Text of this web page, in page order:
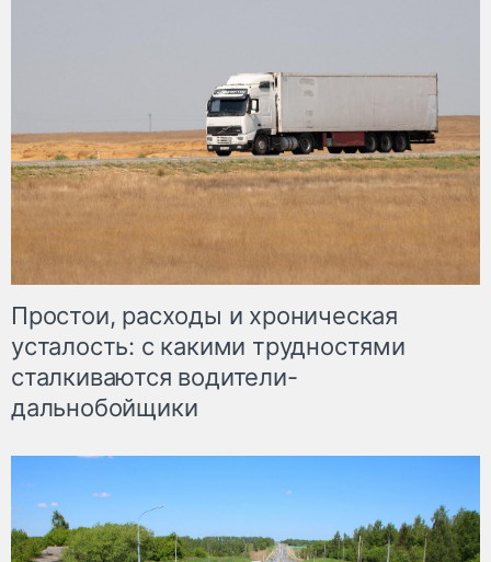
Простои, расходы и хроническая
усталость: с какими трудностями
сталкиваются водители-
дальнобойщики